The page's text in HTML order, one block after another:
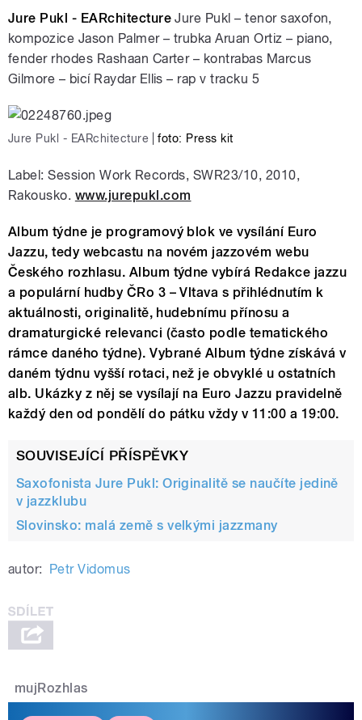
pause
Jure Pukl - EARchitecture Jure Pukl – tenor saxofon,
kompozice Jason Palmer – trubka Aruan Ortiz – piano,
fender rhodes Rashaan Carter – kontrabas Marcus
Gilmore – bicí Raydar Ellis – rap v tracku 5
Jure Pukl - EARchitecture foto: Press kit
Label: Session Work Records, SWR23/10, 2010,
Rakousko. www.jurepukl.com
Album týdne je programový blok ve vysílání Euro
Jazzu, tedy webcastu na novém jazzovém webu
Českého rozhlasu. Album týdne vybírá Redakce jazzu
a populární hudby ČRo 3 – Vltava s přihlédnutím k
aktuálnosti, originalitě, hudebnímu přínosu a
dramaturgické relevanci (často podle tematického
rámce daného týdne). Vybrané Album týdne získává v
daném týdnu vyšší rotaci, než je obvyklé u ostatních
alb. Ukázky z něj se vysílají na Euro Jazzu pravidelně
každý den od pondělí do pátku vždy v 11:00 a 19:00.
SOUVISEJÍCÍ PŘÍSPĚVKY
Saxofonista Jure Pukl: Originalitě se naučíte jedině
v jazzklubu
Slovinsko: malá země s velkými jazzmany
autor: Petr Vidomus
mujRozhlas